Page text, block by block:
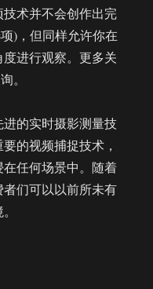
术并不会创作出完
)，但同样允许你在
进行观察。更多关
。
的实时摄影测量技
的视频捕捉技术，
任何场景中。随着
们可以以前所未有